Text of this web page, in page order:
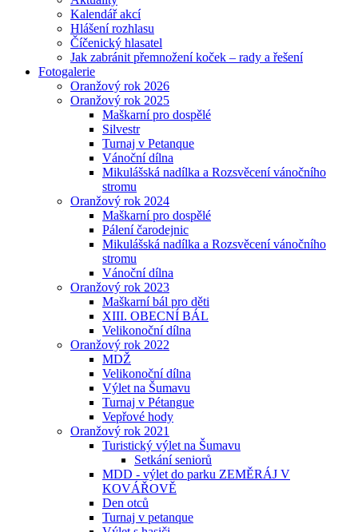
Kalendář akcí
Hlášení rozhlasu
Číčenický hlasatel
Jak zabránit přemnožení koček – rady a řešení
Fotogalerie
Oranžový rok 2026
Oranžový rok 2025
Maškarní pro dospělé
Silvestr
Turnaj v Petanque
Vánoční dílna
Mikulášská nadílka a Rozsvěcení vánočního
stromu
Oranžový rok 2024
Maškarní pro dospělé
Pálení čarodejnic
Mikulášská nadílka a Rozsvěcení vánočního
stromu
Vánoční dílna
Oranžový rok 2023
Maškarní bál pro děti
XIII. OBECNÍ BÁL
Velikonoční dílna
Oranžový rok 2022
MDŽ
Velikonoční dílna
Výlet na Šumavu
Turnaj v Pétangue
Vepřové hody
Oranžový rok 2021
Turistický výlet na Šumavu
Setkání seniorů
MDD - výlet do parku ZEMĚRÁJ V
KOVÁŘOVĚ
Den otců
Turnaj v petanque